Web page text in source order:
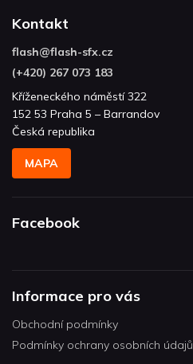
Kontakt
flash@flash-sfx.cz
(+420) 267 073 183
Kříženeckého náměstí 322
152 53 Praha 5 – Barrandov
Česká republika
MAPA
Facebook
Informace pro vás
Obchodní podmínky
Podmínky ochrany osobních údajů